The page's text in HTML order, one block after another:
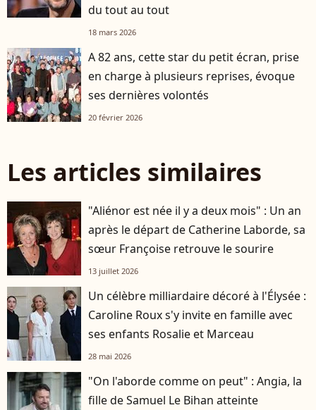
du tout au tout
18 mars 2026
A 82 ans, cette star du petit écran, prise
en charge à plusieurs reprises, évoque
ses dernières volontés
20 février 2026
Les articles similaires
"Aliénor est née il y a deux mois" : Un an
après le départ de Catherine Laborde, sa
sœur Françoise retrouve le sourire
13 juillet 2026
Un célèbre milliardaire décoré à l'Élysée :
Caroline Roux s'y invite en famille avec
ses enfants Rosalie et Marceau
28 mai 2026
"On l'aborde comme on peut" : Angia, la
fille de Samuel Le Bihan atteinte